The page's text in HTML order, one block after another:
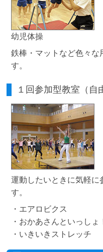
幼児体操
鉄棒・マットなど色々な
す。
１回参加型教室（自
運動したいときに気軽
す。
・エアロビクス
・おかあさんといっしょ
・いきいきストレッチ